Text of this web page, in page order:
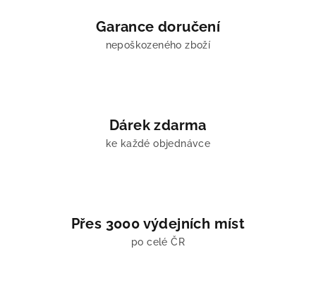
Garance doručení
nepoškozeného zboží
Dárek zdarma
ke každé objednávce
Přes 3000 výdejních míst
po celé ČR